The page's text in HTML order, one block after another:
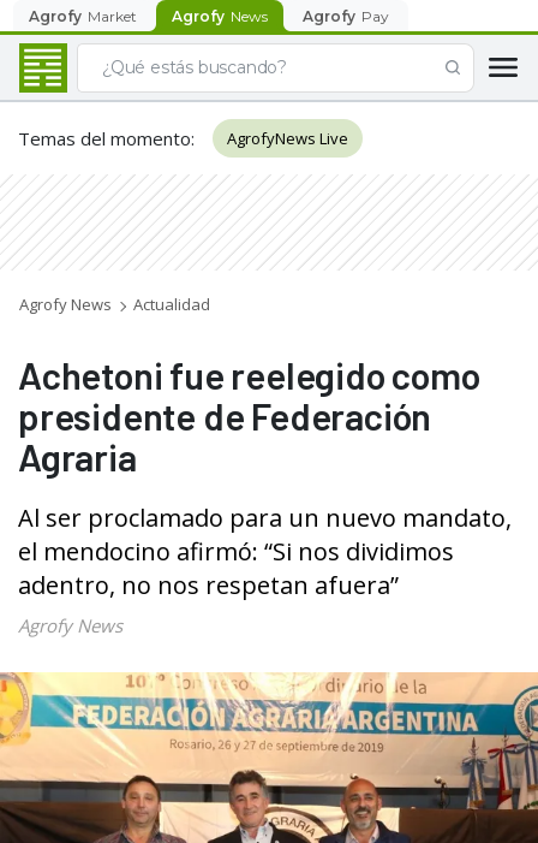
Agrofy Market Agrofy News Agrofy Pay
Temas del momento: AgrofyNews Live
Agrofy News Actualidad
Achetoni fue reelegido como
presidente de Federación
Agraria
Al ser proclamado para un nuevo mandato,
el mendocino afirmó: “Si nos dividimos
adentro, no nos respetan afuera”
Agrofy News